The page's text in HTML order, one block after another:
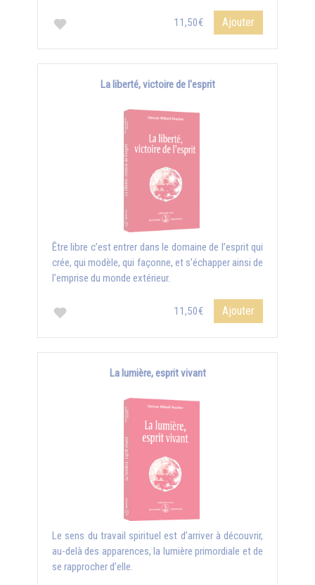
11,50€ Ajouter
La liberté, victoire de l'esprit
Être libre c’est entrer dans le domaine de l’esprit qui
crée, qui modèle, qui façonne, et s'échapper ainsi de
l’emprise du monde extérieur.
11,50€ Ajouter
La lumière, esprit vivant
Le sens du travail spirituel est d’arriver à découvrir,
au-delà des apparences, la lumière primordiale et de
se rapprocher d’elle.